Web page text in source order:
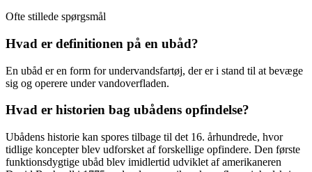
Ofte stillede spørgsmål
Hvad er definitionen på en ubåd?
En ubåd er en form for undervandsfartøj, der er i stand til at bevæge
sig og operere under vandoverfladen.
Hvad er historien bag ubådens opfindelse?
Ubådens historie kan spores tilbage til det 16. århundrede, hvor
tidlige koncepter blev udforsket af forskellige opfindere. Den første
funktionsdygtige ubåd blev imidlertid udviklet af amerikaneren